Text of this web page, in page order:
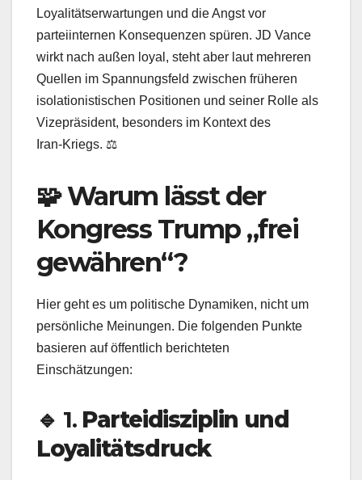
Loyalitätserwartungen und die Angst vor
parteiinternen Konsequenzen spüren. JD Vance
wirkt nach außen loyal, steht aber laut mehreren
Quellen im Spannungsfeld zwischen früheren
isolationistischen Positionen und seiner Rolle als
Vizepräsident, besonders im Kontext des
Iran‑Kriegs. ⚖️
🧩 Warum lässt der
Kongress Trump „frei
gewähren“?
Hier geht es um politische Dynamiken, nicht um
persönliche Meinungen. Die folgenden Punkte
basieren auf öffentlich berichteten
Einschätzungen:
🔹 1. Parteidisziplin und
Loyalitätsdruck